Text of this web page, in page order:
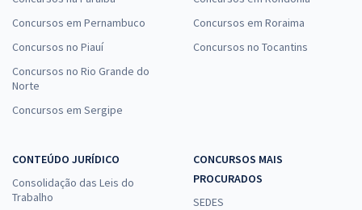
Concursos em Pernambuco
Concursos no Piauí
Concursos no Rio Grande do
Norte
Concursos em Sergipe
Concursos em Roraima
Concursos no Tocantins
CONTEÚDO JURÍDICO
Consolidação das Leis do
Trabalho
CONCURSOS MAIS
PROCURADOS
SEDES